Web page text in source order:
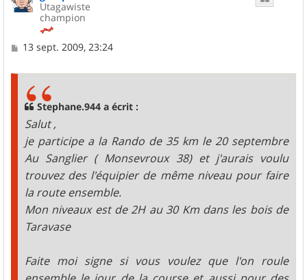
Utagawiste
champion
M13 sept. 2009, 23:24
Stephane.944 a écrit :
Salut ,
je participe a la Rando de 35 km le 20 septembre
Au Sanglier ( Monsevroux 38) et j'aurais voulu
trouvez des l'équipier de même niveau pour faire
la route ensemble.
Mon niveaux est de 2H au 30 Km dans les bois de
Taravase
Faite moi signe si vous voulez que l'on roule